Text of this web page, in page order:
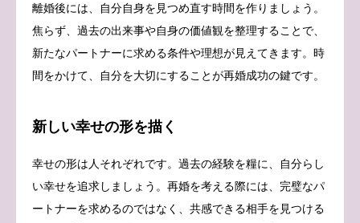
離婚後には、自分自身を見つめ直す時間を作りましょう。
焦らず、過去の出来事や自身の価値観を整理することで、
新たなパートナーに求める条件や理想が見えてきます。時
間をかけて、自分を大切にすることが再婚成功の鍵です。
新しい幸せの形を描く
幸せの形は人それぞれです。過去の経験を糧に、自分らし
い幸せを追求しましょう。再婚を考える際には、完璧なパ
ートナーを求めるのではなく、共感できる相手を見つける